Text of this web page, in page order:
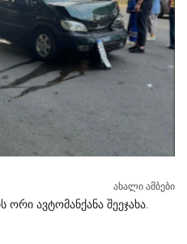
ახალი ამბები
ავტომანქანა შეეჯახა.